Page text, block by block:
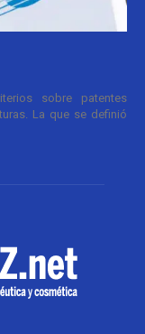
sobre patentes
La que se definió